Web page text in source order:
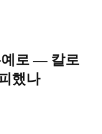
예로 — 칼로
했나